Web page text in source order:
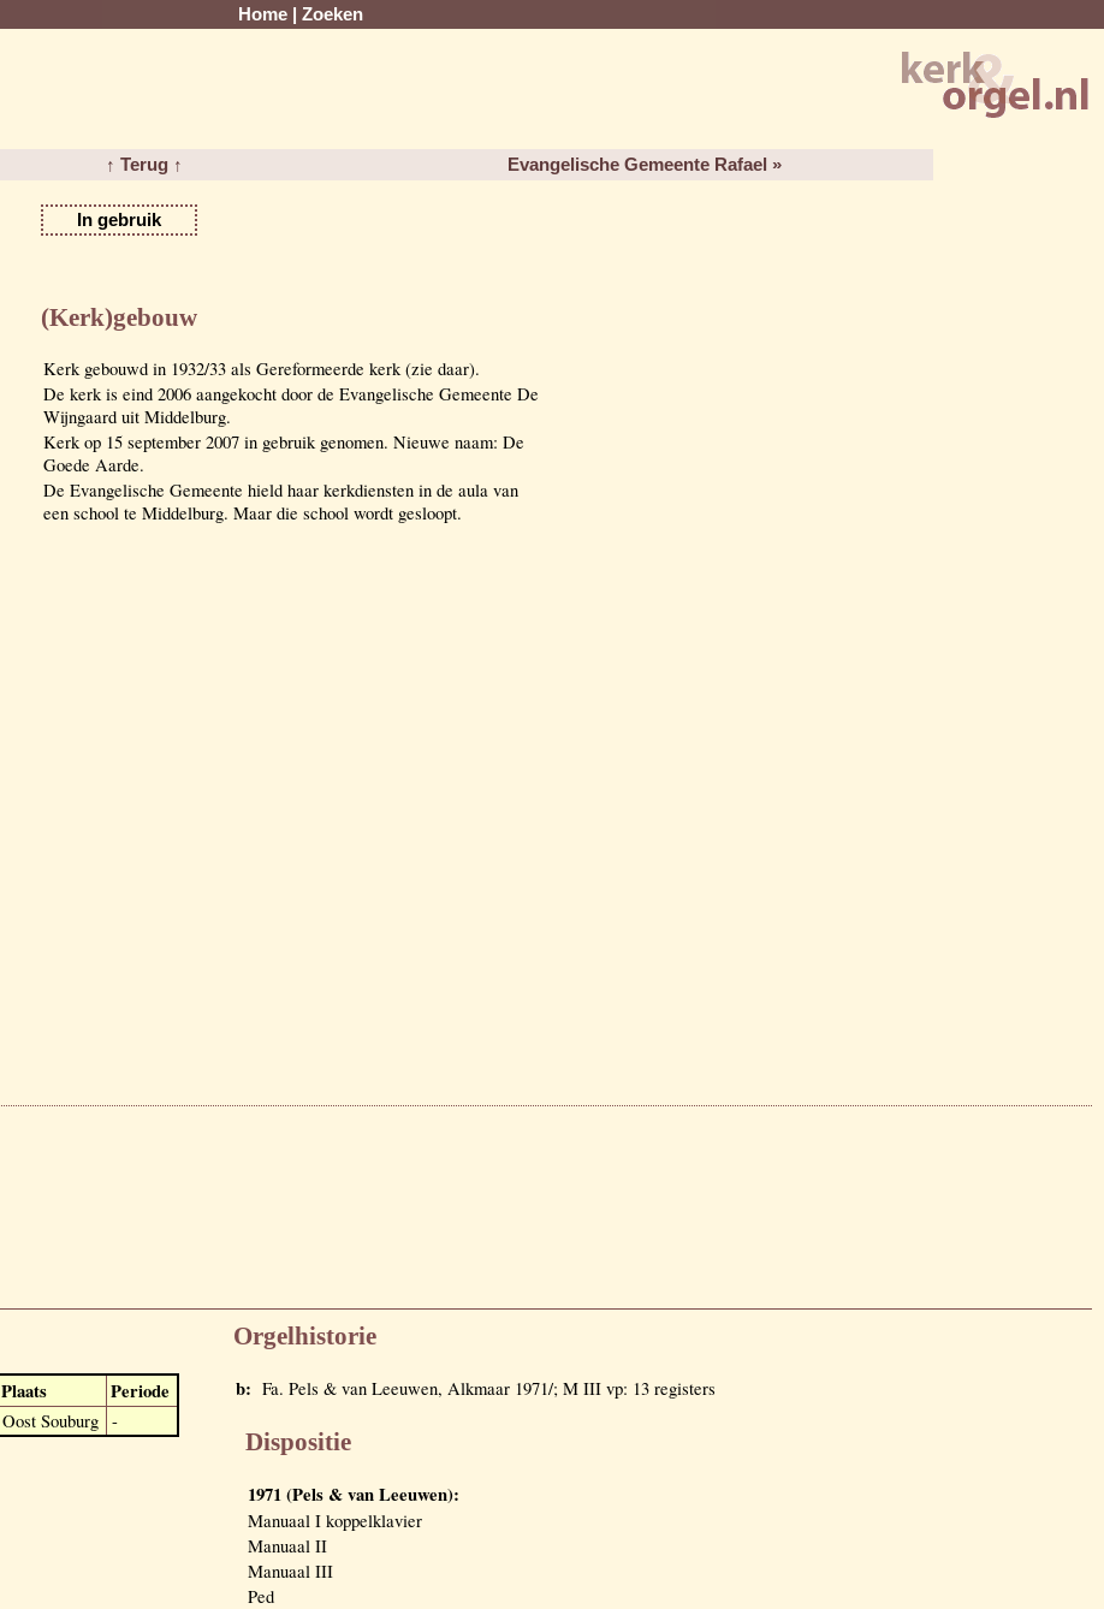
Home Zoeken
↑ Terug ↑ Evangelische Gemeente Rafael »
In gebruik
(Kerk)gebouw
Kerk gebouwd in 1932/33 als Gereformeerde kerk (zie daar).
De kerk is eind 2006 aangekocht door de Evangelische Gemeente De
Wijngaard uit Middelburg.
Kerk op 15 september 2007 in gebruik genomen. Nieuwe naam: De
Goede Aarde.
De Evangelische Gemeente hield haar kerkdiensten in de aula van
een school te Middelburg. Maar die school wordt gesloopt.
Plaats Periode
Oost Souburg -
Orgelhistorie
b: Fa. Pels & van Leeuwen, Alkmaar 1971/; M III vp: 13 registers
Dispositie
1971 (Pels & van Leeuwen):
Manuaal I koppelklavier
Manuaal II
Manuaal III
Ped